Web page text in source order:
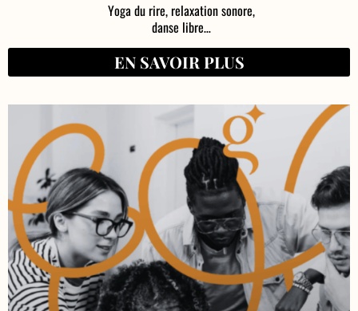
Yoga du rire, relaxation sonore,
danse libre…
EN SAVOIR PLUS